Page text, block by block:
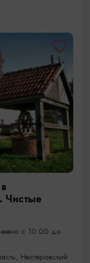
Чистые
с 10.00 до
Нестеровский